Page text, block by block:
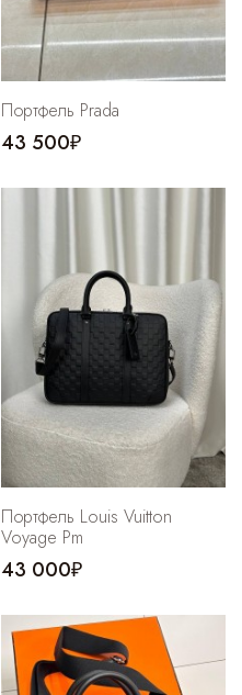
Портфель Prada
43 500₽
Портфель Louis Vuitton
Voyage Pm
43 000₽